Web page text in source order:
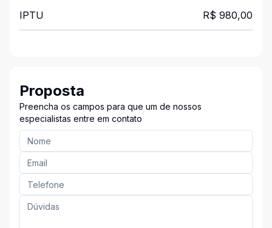
IPTU R$ 980,00
Proposta
Preencha os campos para que um de nossos
especialistas entre em contato